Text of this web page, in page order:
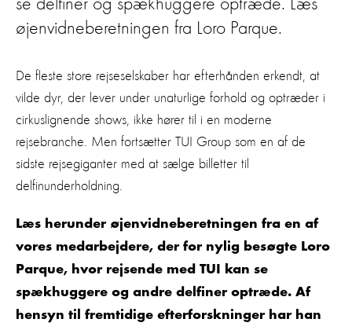
se delfiner og spækhuggere optræde. Læs
øjenvidneberetningen fra Loro Parque.
De fleste store rejseselskaber har efterhånden erkendt, at
vilde dyr, der lever under unaturlige forhold og optræder i
cirkuslignende shows, ikke hører til i en moderne
rejsebranche. Men fortsætter TUI Group som en af de
sidste rejsegiganter med at sælge billetter til
delfinunderholdning.
Læs herunder øjenvidneberetningen fra en af
vores medarbejdere, der for nylig besøgte Loro
Parque, hvor rejsende med TUI kan se
spækhuggere og andre delfiner optræde. Af
hensyn til fremtidige efterforskninger har han